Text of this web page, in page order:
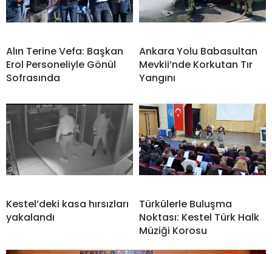
Alın Terine Vefa: Başkan
Erol Personeliyle Gönül
Sofrasında
Ankara Yolu Babasultan
Mevkii’nde Korkutan Tır
Yangını
Kestel’deki kasa hırsızları
yakalandı
Türkülerle Buluşma
Noktası: Kestel Türk Halk
Müziği Korosu